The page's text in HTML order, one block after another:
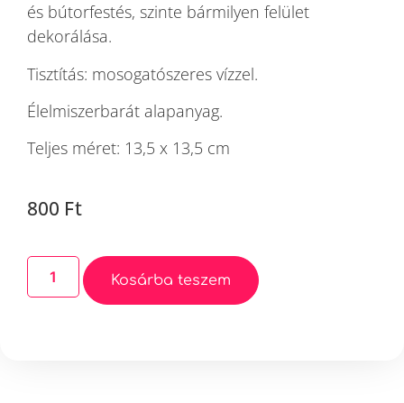
és bútorfestés, szinte bármilyen felület
dekorálása.
Tisztítás: mosogatószeres vízzel.
Élelmiszerbarát alapanyag.
Teljes méret: 13,5 x 13,5 cm
800 Ft
Kosárba teszem